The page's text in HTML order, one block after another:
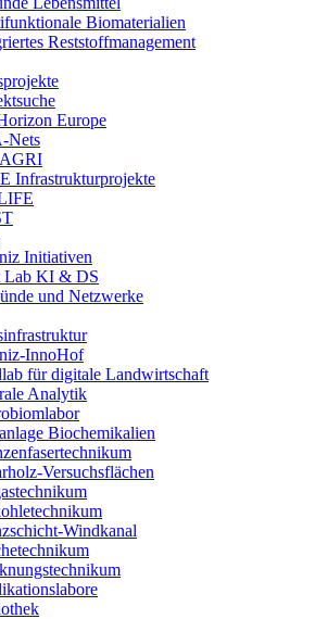
Biomaterialien
Reststoffmanagement
Europe
Nets
Infrastrukturprojekte
Initiativen
Lab KI & DS
und Netzwerke
InnoHof
für digitale Landwirtschaft
Analytik
Biochemikalien
Versuchsflächen
Windkanal